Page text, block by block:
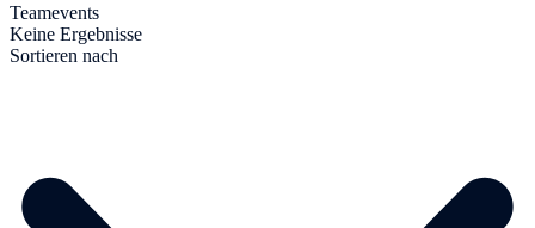
Teamevents
Keine Ergebnisse
Sortieren nach